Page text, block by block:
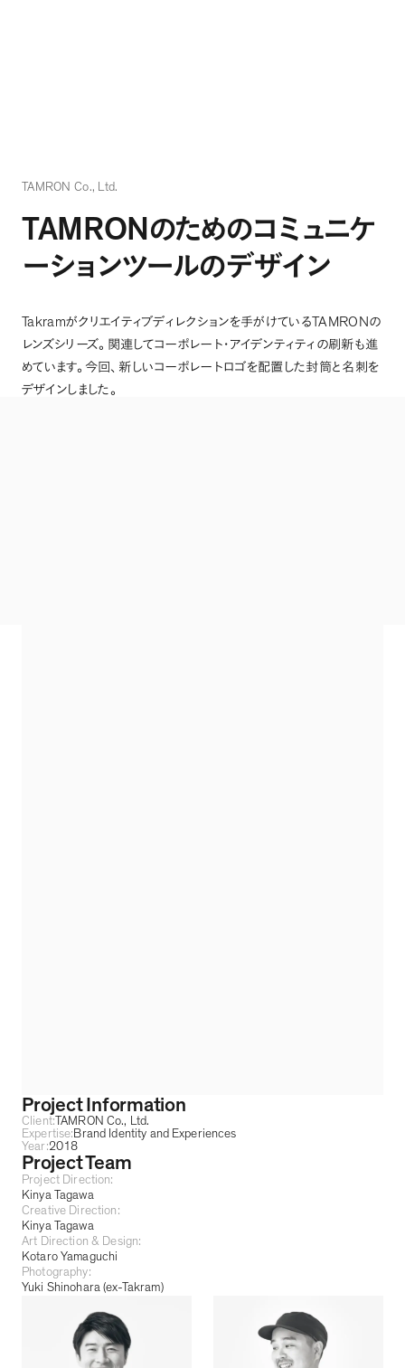
TAMRON Co., Ltd.
TAMRON のためのコミュニケ
ーションツールのデザイン
Takramがクリエイティブディレクションを手がけているTAMRON の
レンズシリーズ。 関連してコーポレート・アイデンティティの刷新も進
めています。 今回 、 新しいコーポレートロゴを配置した封筒と名刺を
デザインしました。
Project Information
Client: TAMRON Co., Ltd.
Expertise: Brand Identity and Experiences
Year:2018
Project Team
Project Direction:
Kinya Tagawa
Creative Direction:
Kinya Tagawa
Art Direction & Design:
Kotaro Yamaguchi
Photography:
Yuki Shinohara (ex-Takram)